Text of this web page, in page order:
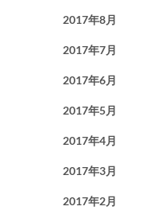
2017年8月
2017年7月
2017年6月
2017年5月
2017年4月
2017年3月
2017年2月